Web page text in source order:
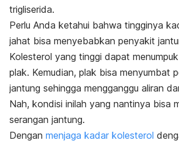
trigliserida.
Perlu Anda ketahui bahwa tingginya
jahat bisa menyebabkan penyakit
Kolesterol yang tinggi dapat
plak. Kemudian, plak bisa menyumbat
jantung sehingga mengganggu aliran
Nah, kondisi inilah yang nantinya bisa
serangan jantung.
Dengan menjaga kadar kolesterol